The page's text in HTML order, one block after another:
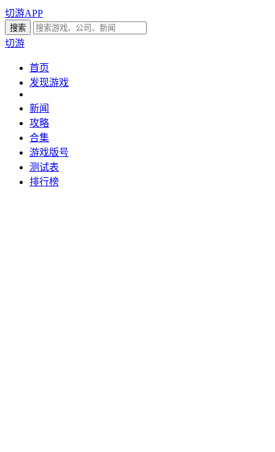
切游APP
切游
首页
发现游戏
新闻
攻略
合集
游戏版号
测试表
排行榜